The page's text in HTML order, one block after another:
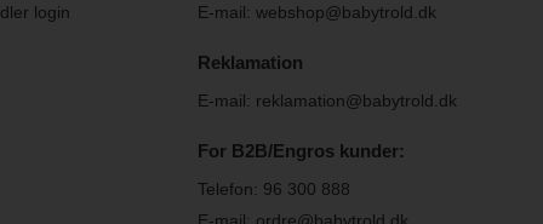
login
E-mail: webshop@babytrold.dk
Reklamation
E-mail: reklamation@babytrold.dk
For B2B/Engros kunder:
Telefon: 96 300 888